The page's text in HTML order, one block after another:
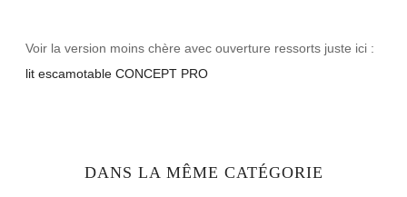
Voir la version moins chère avec ouverture ressorts juste ici :
lit escamotable CONCEPT PRO
DANS LA MÊME CATÉGORIE